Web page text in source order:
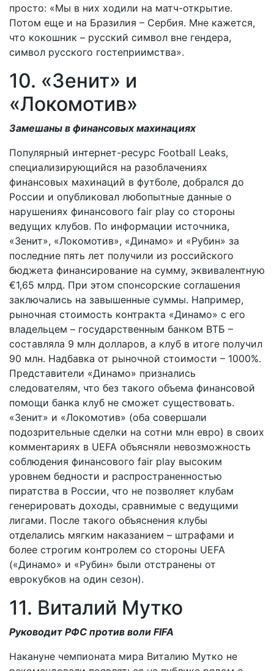
просто: «Мы в них ходили на матч-открытие.
Потом еще и на Бразилия – Сербия. Мне кажется,
что кокошник – русский символ вне гендера,
символ русского гостеприимства».
10. «Зенит» и
«Локомотив»
Замешаны в финансовых махинациях
Популярный интернет-ресурс Football Leaks,
специализирующийся на разоблачениях
финансовых махинаций в футболе, добрался до
России и опубликовал любопытные данные о
нарушениях финансового fair play со стороны
ведущих клубов. По информации источника,
«Зенит», «Локомотив», «Динамо» и «Рубин» за
последние пять лет получили из российского
бюджета финансирование на сумму, эквивалентную
€1,65 млрд. При этом спонсорские соглашения
заключались на завышенные суммы. Например,
рыночная стоимость контракта «Динамо» с его
владельцем – государственным банком ВТБ –
составляла 9 млн долларов, а клуб в итоге получил
90 млн. Надбавка от рыночной стоимости – 1000%.
Представители «Динамо» признались
следователям, что без такого объема финансовой
помощи банка клуб не сможет существовать.
«Зенит» и «Локомотив» (оба совершали
подозрительные сделки на сотни млн евро) в своих
комментариях в UEFA объясняли невозможность
соблюдения финансового fair play высоким
уровнем бедности и распространенностью
пиратства в России, что не позволяет клубам
генерировать доходы, сравнимые с ведущими
лигами. После такого объяснения клубы
отделались мягким наказанием – штрафами и
более строгим контролем со стороны UEFA
(«Динамо» и «Рубин» были отстранены от
еврокубков на один сезон).
11. Виталий Мутко
Руководит РФС против воли FIFA
Накануне чемпионата мира Виталию Мутко не